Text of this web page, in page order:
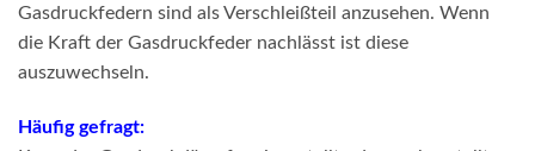
Gasdruckfedern sind als Verschleißteil anzusehen. Wenn
die Kraft der Gasdruckfeder nachlässt ist diese
auszuwechseln.
Häufig gefragt: